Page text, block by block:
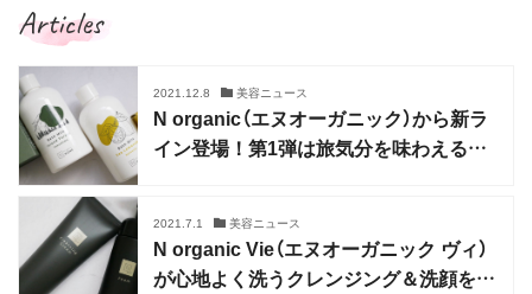
Articles
2021.12.8 美容ニュース
N organic（エヌオーガニック）から新ラ
イン登場！第1弾は旅気分を味わえるバ
2021.7.1 美容ニュース
N organic Vie（エヌオーガニック ヴィ）
が心地よく洗うクレンジング＆洗顔を新